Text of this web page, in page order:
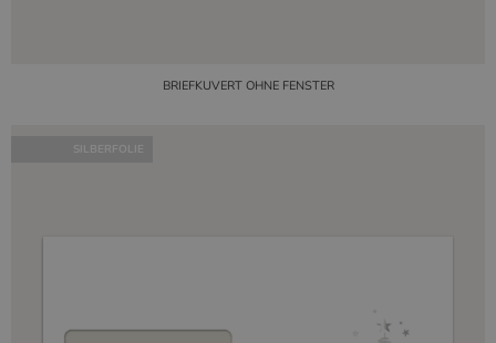
BRIEFKUVERT OHNE FENSTER
SILBERFOLIE